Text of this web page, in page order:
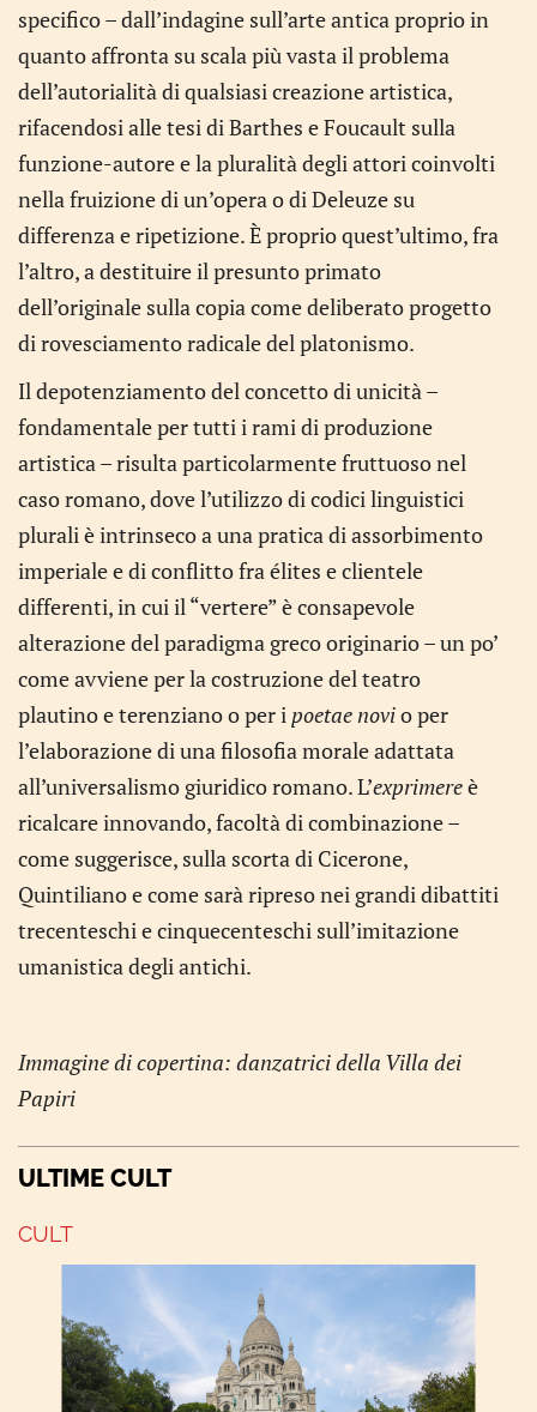
specifico – dall’indagine sull’arte antica proprio in
quanto affronta su scala più vasta il problema
dell’autorialità di qualsiasi creazione artistica,
rifacendosi alle tesi di Barthes e Foucault sulla
funzione-autore e la pluralità degli attori coinvolti
nella fruizione di un’opera o di Deleuze su
differenza e ripetizione. È proprio quest’ultimo, fra
l’altro, a destituire il presunto primato
dell’originale sulla copia come deliberato progetto
di rovesciamento radicale del platonismo.
Il depotenziamento del concetto di unicità –
fondamentale per tutti i rami di produzione
artistica – risulta particolarmente fruttuoso nel
caso romano, dove l’utilizzo di codici linguistici
plurali è intrinseco a una pratica di assorbimento
imperiale e di conflitto fra élites e clientele
differenti, in cui il “vertere” è consapevole
alterazione del paradigma greco originario – un po’
come avviene per la costruzione del teatro
plautino e terenziano o per i poetae novio per
l’elaborazione di una filosofia morale adattata
all’universalismo giuridico romano. L’exprimereè
ricalcare innovando, facoltà di combinazione –
come suggerisce, sulla scorta di Cicerone,
Quintiliano e come sarà ripreso nei grandi dibattiti
trecenteschi e cinquecenteschi sull’imitazione
umanistica degli antichi.
Immagine di copertina: danzatrici della Villa dei
Papiri
ULTIME CULT
CULT